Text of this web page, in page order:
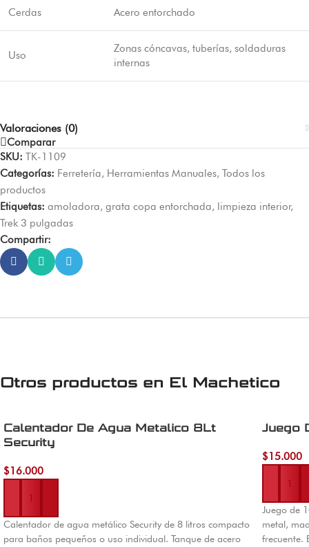
Cerdas Acero entorchado
Uso
Zonas cóncavas, tuberías, soldaduras
internas
Valoraciones (0)
Comparar
SKU: TK-1109
Categorías: Ferretería, Herramientas Manuales, Todos los
productos
Etiquetas: amoladora, grata copa entorchada, limpieza interior,
Trek 3 pulgadas
Compartir:
Otros productos en El Machetico
Calentador De Agua Metalico 8Lt
Security
$16.000
Añadir al carrito
Calentador de agua metálico Security de 8 litros compacto
para baños pequeños o uso individual. Tanque de acero
Juego
$15.000
Añadir al
Juego de
metal,
frecuente.